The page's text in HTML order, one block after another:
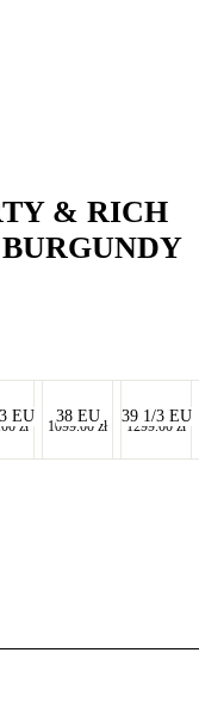
& RICH
EU
zł
-
38 EU
-
1099.00zł
-
39 1/3 EU
-
1299.00zł